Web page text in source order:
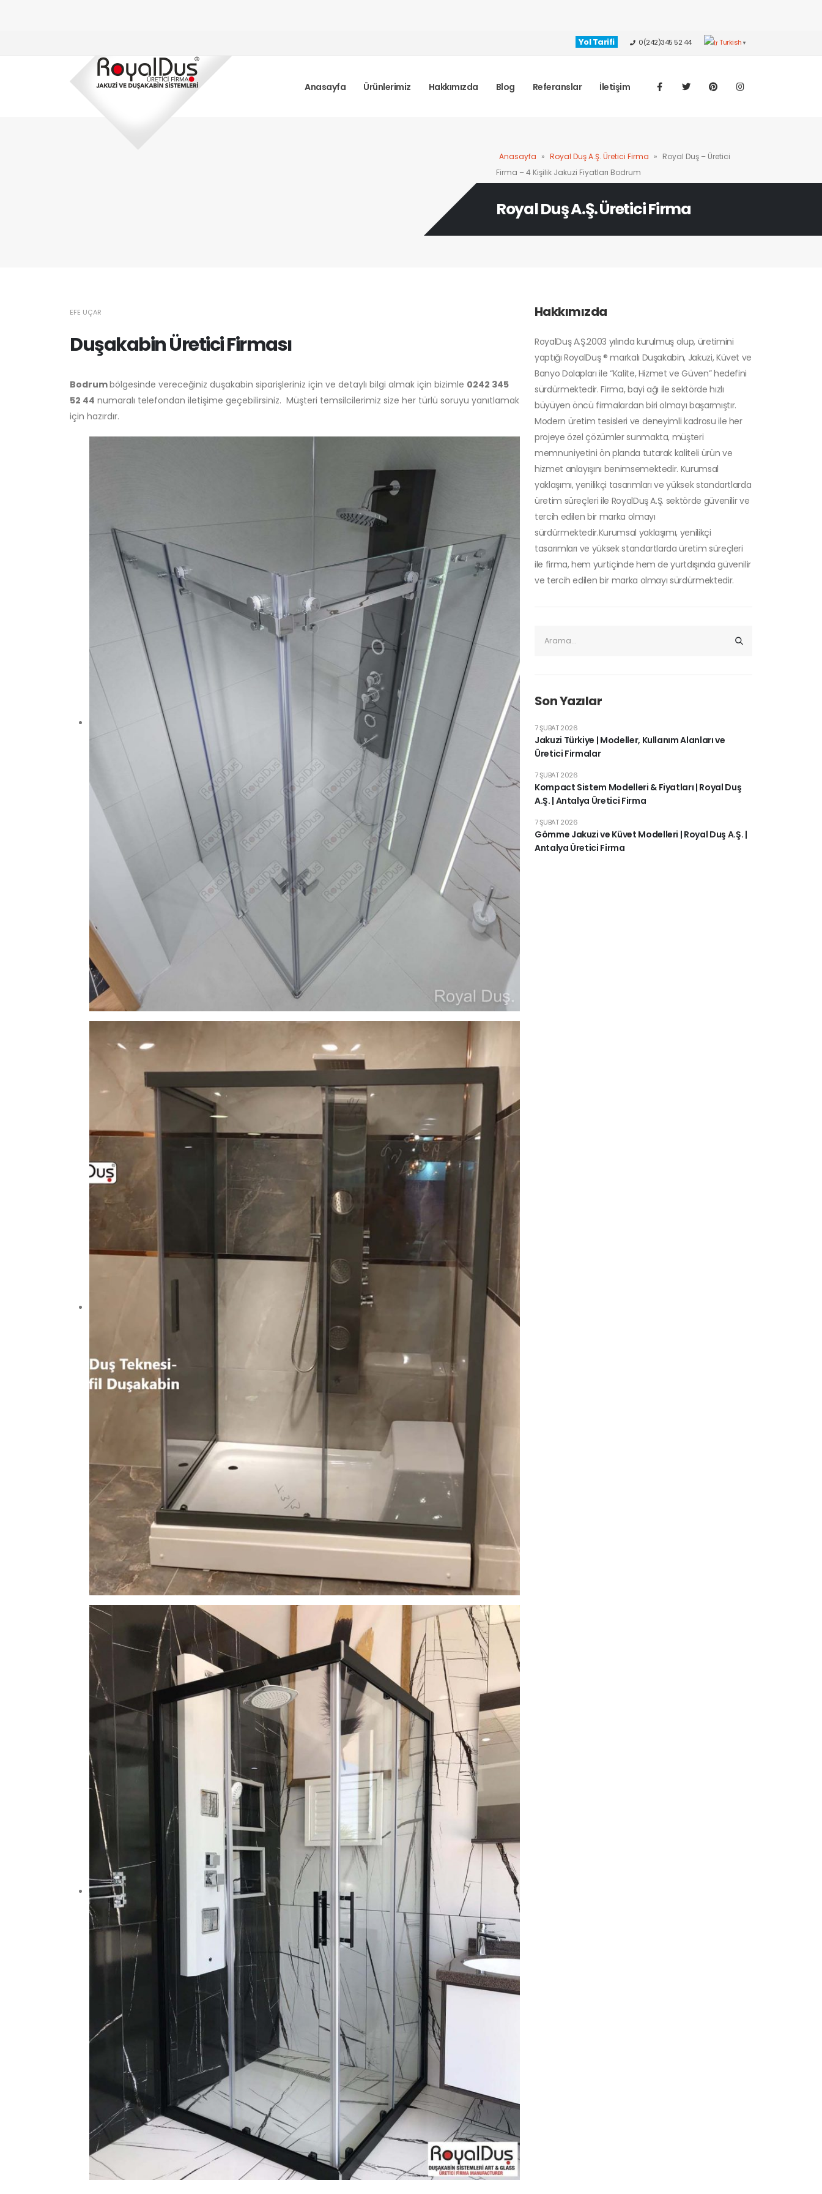
Yol Tarifi 0(242)345 52 44 Turkish ▼
Anasayfa Ürünlerimiz Hakkımızda Blog Referanslar İletişim
Anasayfa » Royal Duş A.Ş. Üretici Firma » Royal Duş – Üretici
Firma – 4 Kişilik Jakuzi Fiyatları Bodrum
Royal Duş A.Ş. Üretici Firma
EFE UÇAR
Duşakabin Üretici Firması
Bodrumbölgesinde vereceğiniz duşakabin siparişleriniz için ve detaylı bilgi almak için bizimle 0242 345
52 44 numaralı telefondan iletişime geçebilirsiniz. Müşteri temsilcilerimiz size her türlü soruyu yanıtlamak
için hazırdır.
Hakkımızda
RoyalDuş A.Ş.2003 yılında kurulmuş olup, üretimini
yaptığı RoyalDuş ® markalı Duşakabin, Jakuzi, Küvet ve
Banyo Dolapları ile “Kalite, Hizmet ve Güven” hedefini
sürdürmektedir. Firma, bayi ağı ile sektörde hızlı
büyüyen öncü firmalardan biri olmayı başarmıştır.
Modern üretim tesisleri ve deneyimli kadrosu ile her
projeye özel çözümler sunmakta, müşteri
memnuniyetini ön planda tutarak kaliteli ürün ve
hizmet anlayışını benimsemektedir. Kurumsal
yaklaşımı, yenilikçi tasarımları ve yüksek standartlarda
üretim süreçleri ile RoyalDuş A.Ş. sektörde güvenilir ve
tercih edilen bir marka olmayı
sürdürmektedir.Kurumsal yaklaşımı, yenilikçi
tasarımları ve yüksek standartlarda üretim süreçleri
ile firma, hem yurtiçinde hem de yurtdışında güvenilir
ve tercih edilen bir marka olmayı sürdürmektedir.
Son Yazılar
Jakuzi Türkiye | Modeller, Kullanım Alanları ve
Üretici Firmalar
7 ŞUBAT 2026
Kompact Sistem Modelleri & Fiyatları | Royal Duş
A.Ş. | Antalya Üretici Firma
7 ŞUBAT 2026
Gömme Jakuzi ve Küvet Modelleri | Royal Duş A.Ş. |
Antalya Üretici Firma
7 ŞUBAT 2026